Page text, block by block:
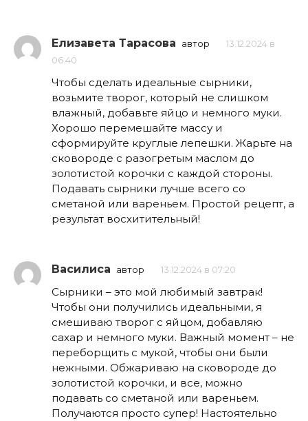
Елизавета Тарасова автор
13.12.2024 в
06:40
Чтобы сделать идеальные сырники,
возьмите творог, который не слишком
влажный, добавьте яйцо и немного муки.
Хорошо перемешайте массу и
сформируйте круглые лепешки. Жарьте на
сковороде с разогретым маслом до
золотистой корочки с каждой стороны.
Подавать сырники лучше всего со
сметаной или вареньем. Простой рецепт, а
результат восхитительный!
Василиса автор 13.12.2024 в 07:20
Сырники – это мой любимый завтрак!
Чтобы они получились идеальными, я
смешиваю творог с яйцом, добавляю
сахар и немного муки. Важный момент – не
переборщить с мукой, чтобы они были
нежными. Обжариваю на сковороде до
золотистой корочки, и все, можно
подавать со сметаной или вареньем.
Получаются просто супер! Настоятельно